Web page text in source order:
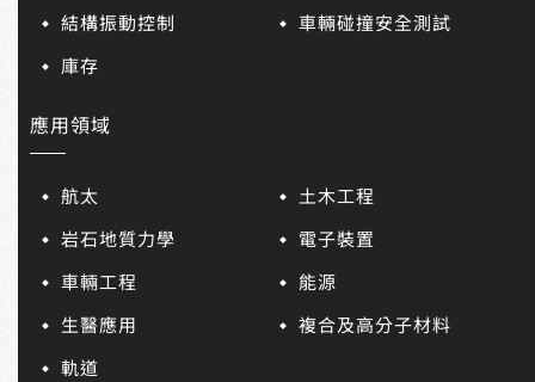
結構振動控制
車輛碰撞安全測試
庫存
應用領域
航太
土木工程
岩石地質力學
電子裝置
車輛工程
能源
生醫應用
複合及高分子材料
軌道